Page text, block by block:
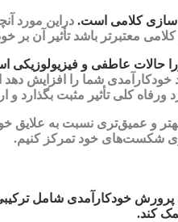
سازی کلامی است. دراین مورد
معتبرتر باشد تأثیر آن بر
حالات عاطفی و فیزیولوزیکی
خودکارآمدی شما را افزایش
ورفاه کلی تأثیر مثبت
و عمیق‌تری نسبت به علایق
شکست‌های خود تمرکز کنیم.
پرورش خودکارآمدی شامل
کند.